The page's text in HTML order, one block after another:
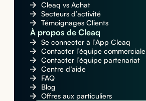
Cleaq vs Achat
Secteurs d’activité
Témoignages Clients
À propos de Cleaq
Se connecter à l’App Cleaq
Contacter l’équipe commerciale
Contacter l’équipe partenariat
Centre d’aide
FAQ
Blog
Offres aux particuliers